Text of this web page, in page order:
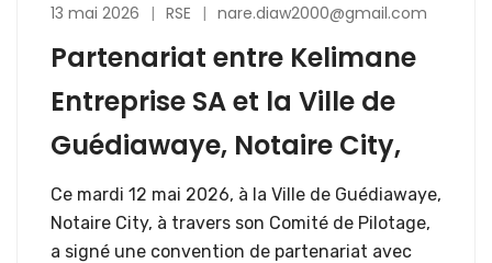
13 mai 2026 RSE nare.diaw2000@gmail.com
Partenariat entre Kelimane
Entreprise SA et la Ville de
Guédiawaye, Notaire City,
Ce mardi 12 mai 2026, à la Ville de Guédiawaye,
Notaire City, à travers son Comité de Pilotage,
a signé une convention de partenariat avec